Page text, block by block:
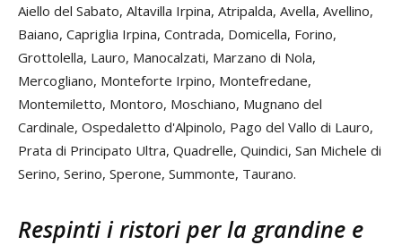
Aiello del Sabato, Altavilla Irpina, Atripalda, Avella, Avellino,
Baiano, Capriglia Irpina, Contrada, Domicella, Forino,
Grottolella, Lauro, Manocalzati, Marzano di Nola,
Mercogliano, Monteforte Irpino, Montefredane,
Montemiletto, Montoro, Moschiano, Mugnano del
Cardinale, Ospedaletto d'Alpinolo, Pago del Vallo di Lauro,
Prata di Principato Ultra, Quadrelle, Quindici, San Michele di
Serino, Serino, Sperone, Summonte, Taurano.
Respinti i ristori per la grandine e